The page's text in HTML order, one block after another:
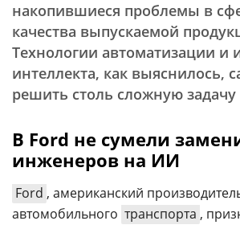
накопившиеся проблемы в
качества выпускаемой
Технологии автоматизации и
интеллекта, как выяснилось,
решить столь сложную
В Ford не сумели
инженеров на ИИ
Ford , американский
автомобильного транспорта ,